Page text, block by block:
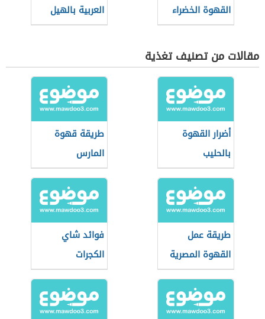
القهوة الخضراء
العربية بالهيل
مقالات من تصنيف تغذية
أضرار القهوة
بالحليب
طريقة قهوة
المارس
طريقة عمل
القهوة المصرية
فوائد شاي
الكجرات